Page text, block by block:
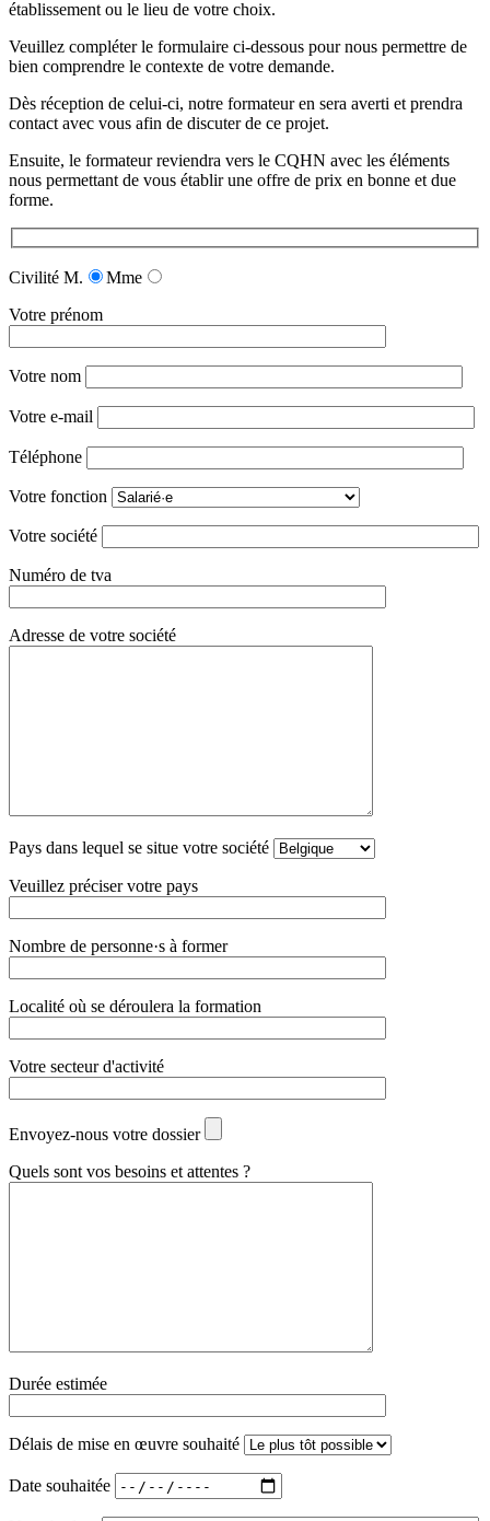
établissement ou le lieu de votre choix.
Veuillez compléter le formulaire ci-dessous pour nous permettre de
bien comprendre le contexte de votre demande.
Dès réception de celui-ci, notre formateur en sera averti et prendra
contact avec vous afin de discuter de ce projet.
Ensuite, le formateur reviendra vers le CQHN avec les éléments
nous permettant de vous établir une offre de prix en bonne et due
forme.
Civilité M.
Mme
Votre prénom
Votre nom
Votre e-mail
Téléphone
Votre fonction
Votre société
Numéro de tva
Adresse de votre société
Pays dans lequel se situe votre société
Veuillez préciser votre pays
Nombre de personne·s à former
Localité où se déroulera la formation
Votre secteur d'activité
Envoyez-nous votre dossier
Quels sont vos besoins et attentes ?
Durée estimée
Délais de mise en œuvre souhaité
Date souhaitée